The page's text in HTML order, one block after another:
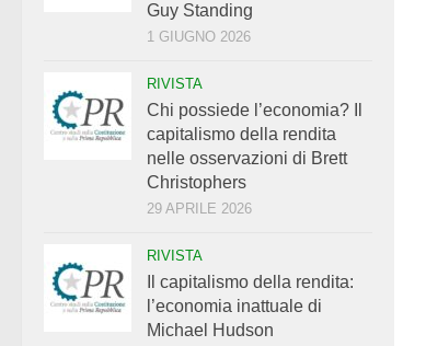
Guy Standing
1 GIUGNO 2026
RIVISTA
Chi possiede l’economia? Il
capitalismo della rendita
nelle osservazioni di Brett
Christophers
29 APRILE 2026
RIVISTA
Il capitalismo della rendita:
l’economia inattuale di
Michael Hudson